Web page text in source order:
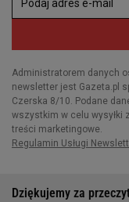
Dziękujemy za